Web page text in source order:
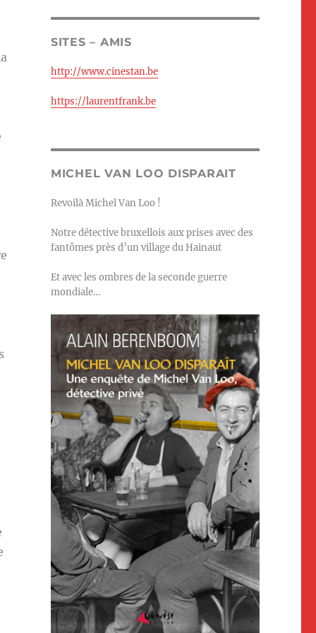
SITES – AMIS
http://www.cinestan.be
https://laurentfrank.be
MICHEL VAN LOO DISPARAIT
Revoilà Michel Van Loo !
Notre détective bruxellois aux prises avec des
fantômes près d’un village du Hainaut
Et avec les ombres de la seconde guerre
mondiale…